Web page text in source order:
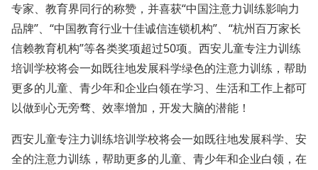
专家、教育界同行的称赞，并喜获“中国注意力训练影响力
品牌”、“中国教育行业十佳诚信连锁机构”、“杭州百万家长
信赖教育机构”等各类奖项超过50项。西安儿童专注力训练
培训学校将会一如既往地发展科学绿色的注意力训练，帮助
更多的儿童、青少年和企业白领在学习、生活和工作上都可
以做到心无旁骛、效率增加，开发大脑的潜能！
西安儿童专注力训练培训学校将会一如既往地发展科学、安
全的注意力训练，帮助更多的儿童、青少年和企业白领，在